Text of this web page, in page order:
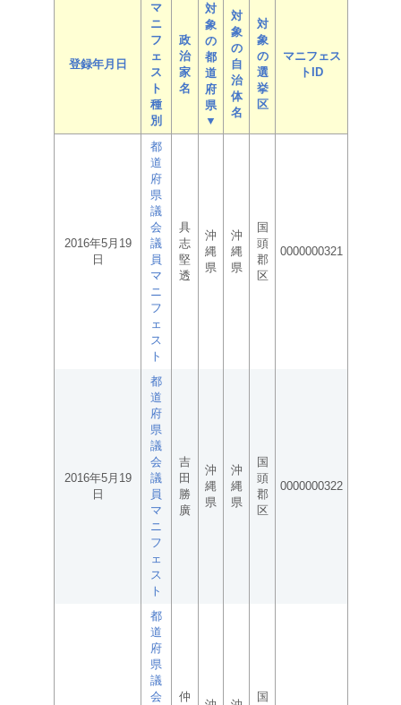
登録年月日
マ
ニ
フ
ェ
ス
ト
種
別
政
治
家
名
対
象
の
都
道
府
県
▼
対
象
の
自
治
体
名
対
象
の
選
挙
区
マニフェス
トID
2016年5月19
日
都
道
府
県
議
会
議
員
マ
ニ
フ
ェ
ス
ト
具
志
堅
透
沖
縄
県
沖
縄
県
国
頭
郡
区
0000000321
2016年5月19
日
都
道
府
県
議
会
議
員
マ
ニ
フ
ェ
ス
ト
吉
田
勝
廣
沖
縄
県
沖
縄
県
国
頭
郡
区
0000000322
都
道
府
県
議
会
仲 国